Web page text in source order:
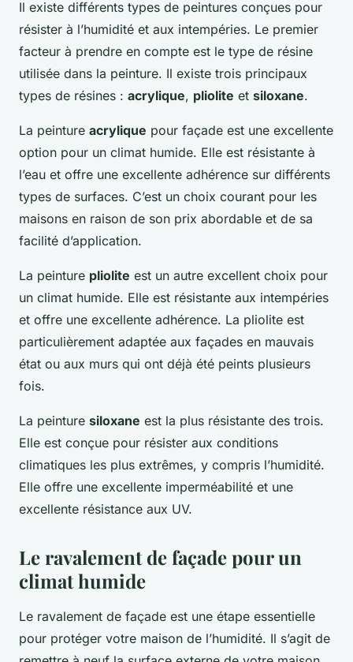
Il existe différents types de peintures conçues pour
résister à l’humidité et aux intempéries. Le premier
facteur à prendre en compte est le type de résine
utilisée dans la peinture. Il existe trois principaux
types de résines : acrylique, pliolite et siloxane.
La peinture acrylique pour façade est une excellente
option pour un climat humide. Elle est résistante à
l’eau et offre une excellente adhérence sur différents
types de surfaces. C’est un choix courant pour les
maisons en raison de son prix abordable et de sa
facilité d’application.
La peinture pliolite est un autre excellent choix pour
un climat humide. Elle est résistante aux intempéries
et offre une excellente adhérence. La pliolite est
particulièrement adaptée aux façades en mauvais
état ou aux murs qui ont déjà été peints plusieurs
fois.
La peinture siloxane est la plus résistante des trois.
Elle est conçue pour résister aux conditions
climatiques les plus extrêmes, y compris l’humidité.
Elle offre une excellente imperméabilité et une
excellente résistance aux UV.
Le ravalement de façade pour un
climat humide
Le ravalement de façade est une étape essentielle
pour protéger votre maison de l’humidité. Il s’agit de